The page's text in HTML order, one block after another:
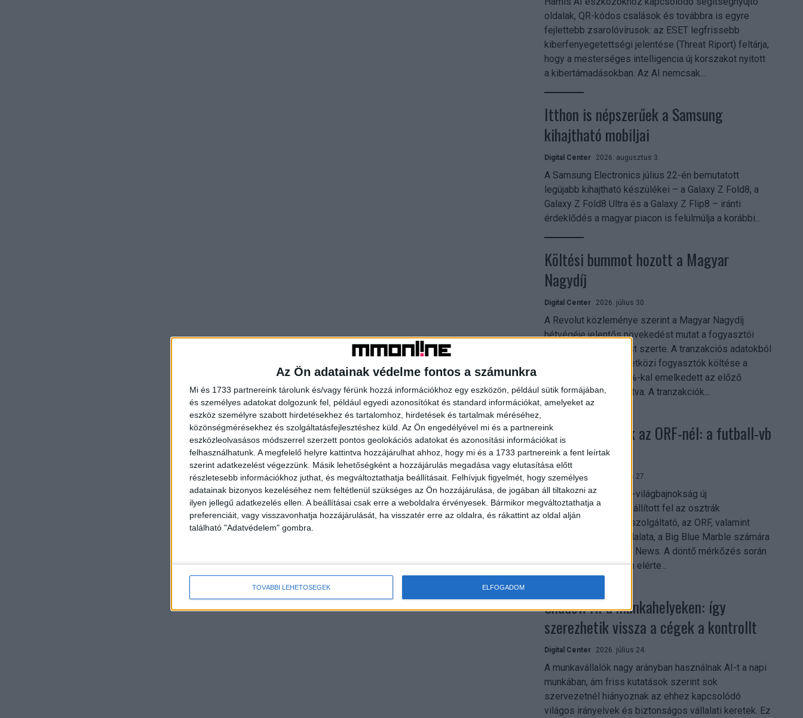
Az Ön adatainak védelme fontos a számunkra
Mi és 1733 partnereink tárolunk és/vagy férünk hozzá információkhoz egy eszközön, például sütik formájában,
és személyes adatokat dolgozunk fel, például egyedi azonosítókat és standard információkat, amelyeket az
eszköz személyre szabott hirdetésekhez és tartalomhoz, hirdetések és tartalmak méréséhez,
közönségmérésekhez és szolgáltatásfejlesztéshez küld. Az Ön engedélyével mi és a partnereink
eszközleolvasásos módszerrel szerzett pontos geolokációs adatokat és azonosítási információkat is
felhasználhatunk. A megfelelő helyre kattintva hozzájárulhat ahhoz, hogy mi és a 1733 partnereink a fent leírtak
szerint adatkezelést végezzünk. Másik lehetőségként a hozzájárulás megadása vagy elutasítása előtt
részletesebb információkhoz juthat, és megváltoztathatja beállításait. Felhívjuk figyelmét, hogy személyes
adatainak bizonyos kezeléséhez nem feltétlenül szükséges az Ön hozzájárulása, de jogában áll tiltakozni az
ilyen jellegű adatkezelés ellen. A beállításai csak erre a weboldalra érvényesek. Bármikor megváltoztathatja a
preferenciáit, vagy visszavonhatja hozzájárulását, ha visszatér erre az oldalra, és rákattint az oldal alján
található "Adatvédelem" gombra.
TOVÁBBI LEHETŐSÉGEK ELFOGADOM
oldalak, QR-kódos csalások és továbbra is egyre
fejlettebb zsarolóvírusok: az ESET legfrissebb
kiberfenyegetettségi jelentése (Threat Riport) feltárja,
hogy a mesterséges intelligencia új korszakot nyitott
a kibertámadásokban. Az AI nemcsak...
Itthon is népszerűek a Samsung
kihajtható mobiljai
Digital Center 2026. augusztus 3.
A Samsung Electronics július 22-én bemutatott
legújabb kihajtható készülékei – a Galaxy Z Fold8, a
Galaxy Z Fold8 Ultra és a Galaxy Z Flip8 – iránti
érdeklődés a magyar piacon is felülmúlja a korábbi...
Költési bummot hozott a Magyar
Nagydíj
Digital Center 2026. július 30.
A Revolut közleménye szerint a Magyar Nagydíj
hétvégéje jelentős növekedést mutat a fogyasztói
aktivitásban Budapest szerte. A tranzakciós adatokból
kiderül, hogy a nemzetközi fogyasztók költése a
versenyhétvégén 26%-kal emelkedett az előző
hétvégéhez viszonyítva. A tranzakciók...
Rekordok dőltek az ORF-nél: a futball-vb
mindent vitt
Digital Center 2026. július 27.
A 2026-os labdarúgó-világbajnokság új
streamingrekordokat állított fel az osztrák
közszolgálati műsorszolgáltató, az ORF, valamint
technológiai leányvállalata, a Big Blue Marble számára
– írja a Broadband TV News. A döntő mérkőzés során
az átlagos nézőszám elérte...
Shadow AI a munkahelyeken: így
szerezhetik vissza a cégek a kontrollt
Digital Center 2026. július 24.
A munkavállalók nagy arányban használnak AI-t a napi
munkában, ám friss kutatások szerint sok
szervezetnél hiányoznak az ehhez kapcsolódó
világos irányelvek és biztonságos vállalati keretek. Ez